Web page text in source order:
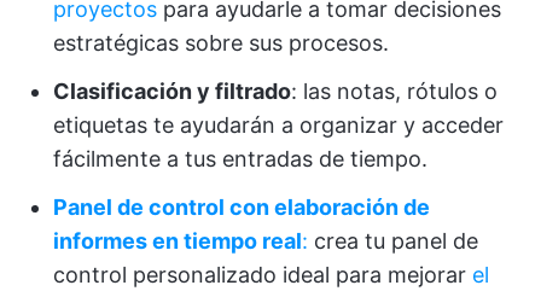
proyectos para ayudarle a tomar decisiones
estratégicas sobre sus procesos.
Clasificación y filtrado: las notas, rótulos o
etiquetas te ayudarán a organizar y acceder
fácilmente a tus entradas de tiempo.
Panel de control con elaboración de
informes en tiempo real: crea tu panel de
control personalizado ideal para mejorar el